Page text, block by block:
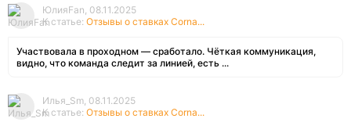
ЮлияFan, 08.11.2025
К статье: Отзывы о ставках Corna...
Участвовала в проходном — сработало. Чёткая коммуникация,
видно, что команда следит за линией, есть ...
Илья_Sm, 08.11.2025
К статье: Отзывы о ставках Corna...